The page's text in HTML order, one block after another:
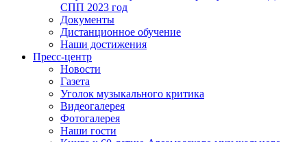
СПП 2023 год
Документы
Дистанционное обучение
Наши достижения
Пресс-центр
Новости
Газета
Уголок музыкального критика
Видеогалерея
Фотогалерея
Наши гости